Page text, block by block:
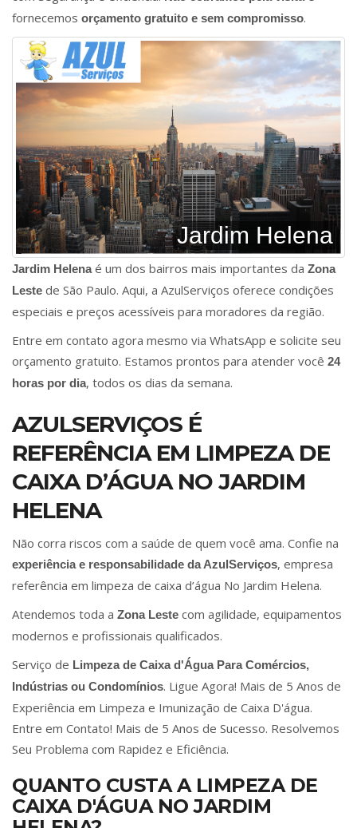
fornecemos orçamento gratuito e sem compromisso.
Jardim Helena
Jardim Helenaé um dos bairros mais importantes da Zona
Leste de São Paulo. Aqui, a AzulServiços oferece condições
especiais e preços acessíveis para moradores da região.
Entre em contato agora mesmo via WhatsApp e solicite seu
orçamento gratuito. Estamos prontos para atender você 24
horas por dia, todos os dias da semana.
AZULSERVIÇOS É
REFERÊNCIA EM LIMPEZA DE
CAIXA D’ÁGUA NO JARDIM
HELENA
Não corra riscos com a saúde de quem você ama. Confie na
experiência e responsabilidade da AzulServiços, empresa
referência em limpeza de caixa d’água No Jardim Helena.
Atendemos toda a Zona Leste com agilidade, equipamentos
modernos e profissionais qualificados.
Serviço de Limpeza de Caixa d'Água Para Comércios,
Indústrias ou Condomínios. Ligue Agora! Mais de 5 Anos de
Experiência em Limpeza e Imunização de Caixa D'água.
Entre em Contato! Mais de 5 Anos de Sucesso. Resolvemos
Seu Problema com Rapidez e Eficiência.
QUANTO CUSTA A LIMPEZA DE
CAIXA D'ÁGUA NO JARDIM